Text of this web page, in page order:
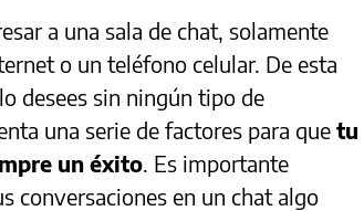
a una sala de chat, solamente
o un teléfono celular. De esta
desees sin ningún tipo de
una serie de factores para quetu
un éxito. Es importante
conversaciones en un chat algo